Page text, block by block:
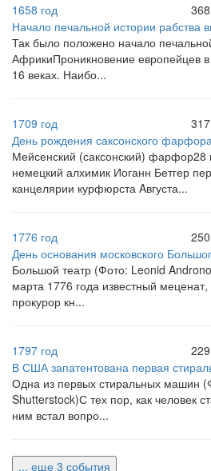
1658 год
Начало печальной истории рабства
Так было положено начало
АфрикиПроникновение европейцев
16 веках. Наибо...
1709 год
День рождения саксонского фарфора
Мейсенский (саксонский) фарфор28
немецкий алхимик Иоганн Бетгер
канцелярии курфюрста Aвгуста...
1776 год
День основания московского
Большой театр (Фото: Leonid
марта 1776 года известный меценат,
прокурор кн...
1797 год
В США запатентована первая
Одна из первых стиральных машин
Shutterstock)С тех пор, как человек
ним встал вопро...
... еще 3 события